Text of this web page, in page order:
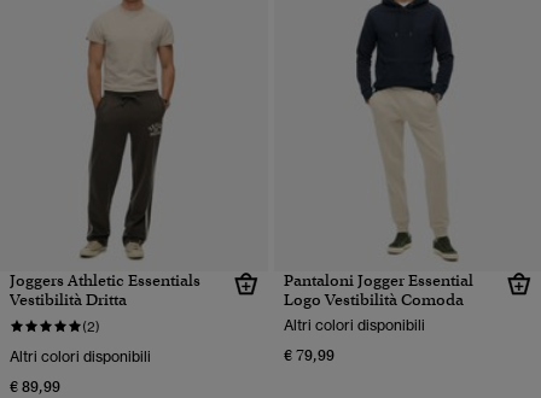
Joggers Athletic Essentials
Vestibilità Dritta
(2)
Altri colori disponibili
€ 89,99
Pantaloni Jogger Essential
Logo Vestibilità Comoda
Altri colori disponibili
€ 79,99